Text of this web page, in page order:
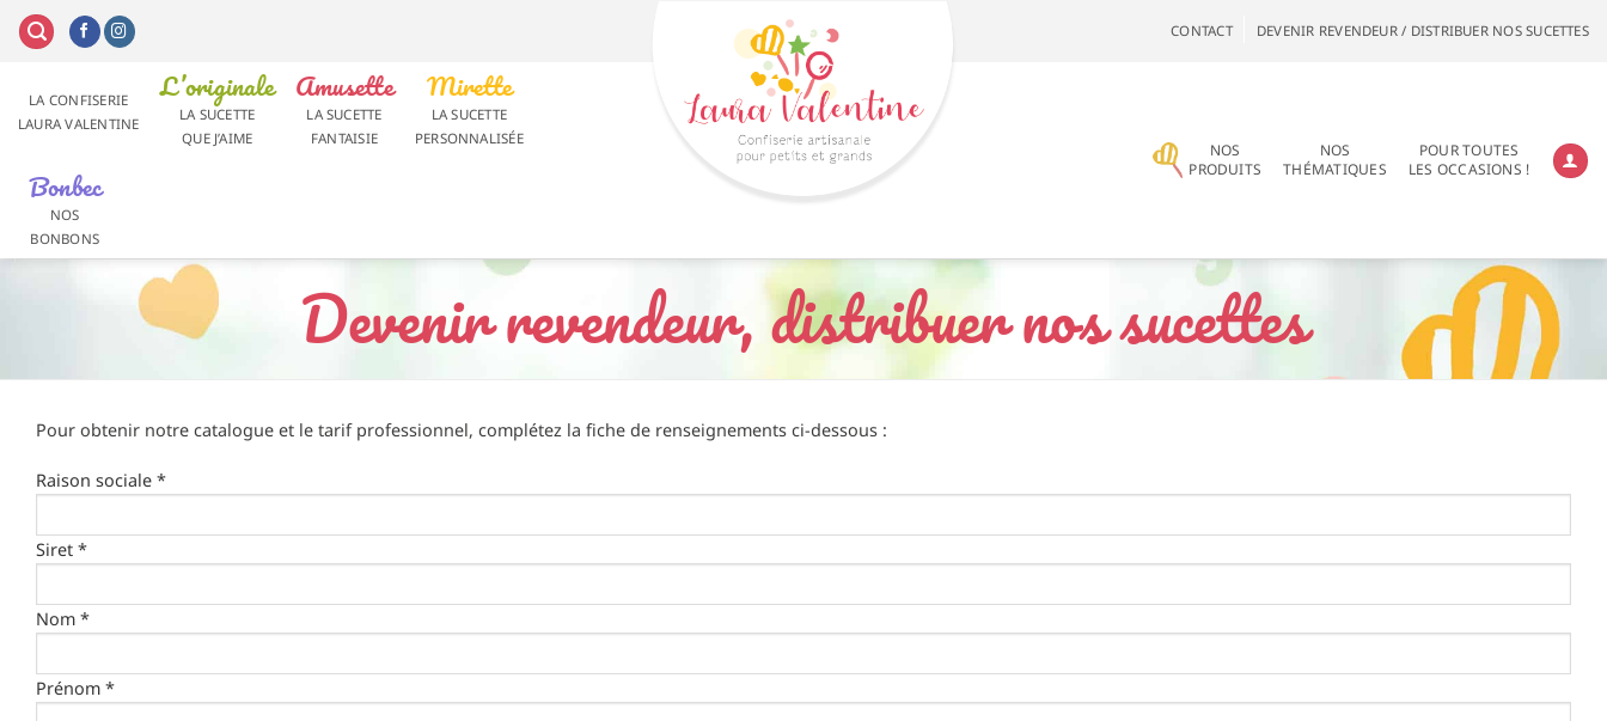
Passer
CONTACT DEVENIR REVENDEUR / DISTRIBUER NOS SUCETTES
LA CONFISERIE
LAURA VALENTINE
L’originale
LA SUCETTE
QUE J’AIME
Amusette
LA SUCETTE
FANTAISIE
Mirette
LA SUCETTE
PERSONNALISÉE
Bonbec
NOS
BONBONS
NOS
PRODUITS
NOS
THÉMATIQUES
POUR TOUTES
LES OCCASIONS !
Devenir revendeur, distribuer nos sucettes
Pour obtenir notre catalogue et le tarif professionnel, complétez la fiche de renseignements ci-dessous :
Raison sociale *
Siret *
Nom *
Prénom *